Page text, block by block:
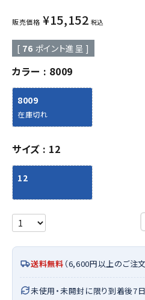
販売価格 ¥15,152 税込
[ 76 ポイント進呈 ]
カラー 8009
8009
在庫切れ
サイズ 12
12
送料無料 （6,600円以上のご注文
未使用・未開封に限り到着後7